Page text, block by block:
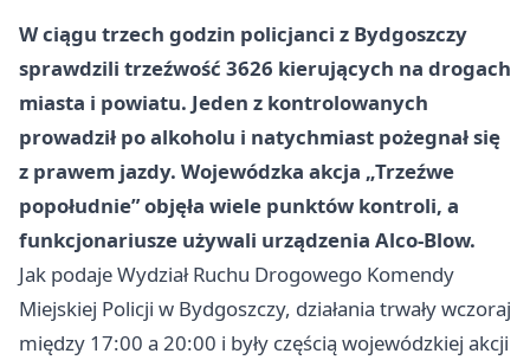
W ciągu trzech godzin policjanci z Bydgoszczy
sprawdzili trzeźwość 3626 kierujących na drogach
miasta i powiatu. Jeden z kontrolowanych
prowadził po alkoholu i natychmiast pożegnał się
z prawem jazdy. Wojewódzka akcja „Trzeźwe
popołudnie” objęła wiele punktów kontroli, a
funkcjonariusze używali urządzenia Alco-Blow.
Jak podaje Wydział Ruchu Drogowego Komendy
Miejskiej Policji w Bydgoszczy, działania trwały wczoraj
między 17:00 a 20:00 i były częścią wojewódzkiej akcji